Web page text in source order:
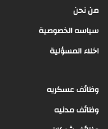
من نحن
سياسه الخصوصية
اخلاء المسؤلية
وظائف عسكريه
وظائف مدنيه